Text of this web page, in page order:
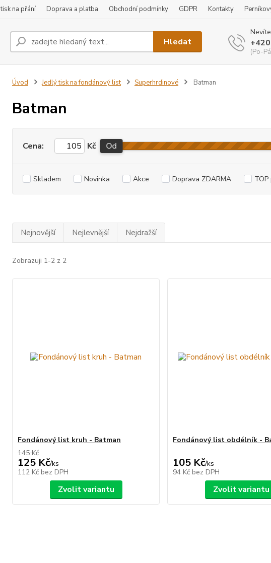
na přání Doprava a platba Obchodní podmínky GDPR Kontakty
Hledat
(Po-
Úvod Jedlý tisk na fondánový list Superhrdinové Batman
Batman
Cena: Kč Od
Skladem Novinka Akce Doprava ZDARMA
Nejnovější Nejlevnější Nejdražší
Zobrazuji 1-2 z 2
Fondánový list kruh - Batman
145 Kč
125 Kč/ks
112 Kč bez DPH
Zvolit variantu
Fondánový list obdélník -
105 Kč/ks
94 Kč bez DPH
Zvolit variantu